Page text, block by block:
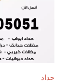
حداد